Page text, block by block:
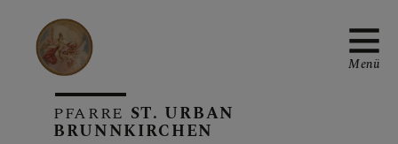
PFARRE ST. URBAN
BRUNNKIRCHEN
Menü